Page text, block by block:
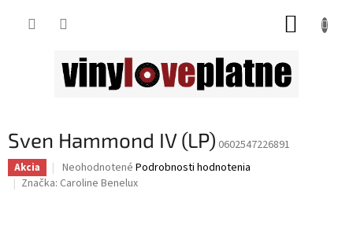
Sven Hammond IV (LP) 0602547226891
Akcia
Priemerné
hodnotenie
Neohodnotené Podrobnosti hodnotenia
Značka: Caroline Benelux